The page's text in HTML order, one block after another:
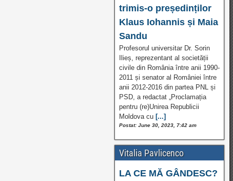
trimis-o președinților
Klaus Iohannis și Maia
Sandu
Profesorul universitar Dr. Sorin
Ilieș, reprezentant al societății
civile din România între anii 1990-
2011 și senator al României între
anii 2012-2016 din partea PNL și
PSD, a redactat „Proclamația
pentru (re)Unirea Republicii
Moldova cu [...]
Postat: June 30, 2023, 7:42 am
Vitalia Pavlicenco
LA CE MĂ GÂNDESC?